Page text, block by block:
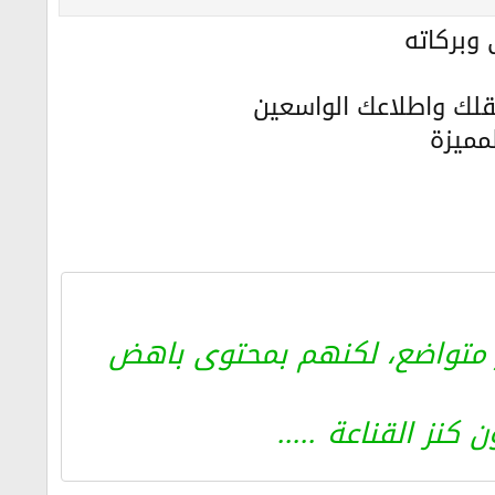
في مرحلة ما قبل الزواج ، إذ يكتفي
يصب في سياق الحقوق متناسين الواجبات التي
والاحترام لها ولأنوثتها لما توقفت يوما عن
كل ما سيهدد فشل العلاقة ...
واطلاعك الواسعين
متواضع، لكنهم بمحتوى باهض
كنز القناعة .....